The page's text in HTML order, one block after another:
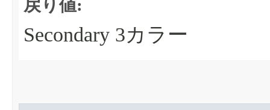
戻り値:
Secondary 3カラー